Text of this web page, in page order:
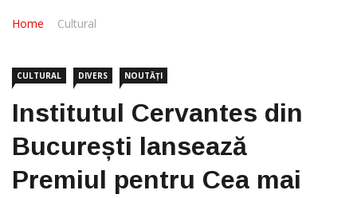
Home Cultural
CULTURAL DIVERS NOUTĂȚI
Institutul Cervantes din
București lansează
Premiul pentru Cea mai